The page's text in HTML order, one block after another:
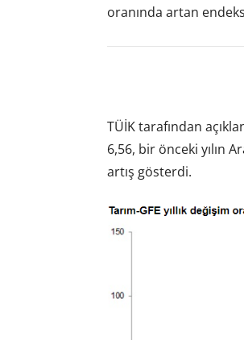
oranında artan
TÜİK tarafından
6,56, bir önceki yılın
artış gösterdi.